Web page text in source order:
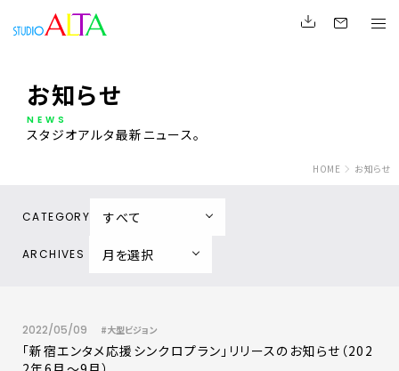
お知らせ
NEWS
スタジオアルタ最新ニュース。
HOME お知らせ
CATEGORY
ARCHIVES
2022/05/09 #大型ビジョン
「新宿エンタメ応援シンクロプラン」リリースのお知らせ（202